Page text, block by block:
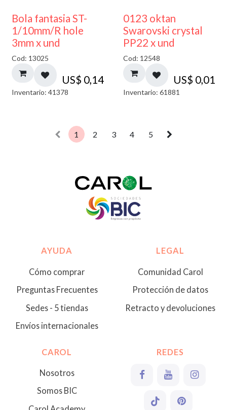
Bola fantasia ST-
1/10mm/R hole
3mm x und
Cod: 13025
US$ 0,14
Inventario: 41378
0123 oktan
Swarovski crystal
PP22 x und
Cod: 12548
US$ 0,01
Inventario: 61881
1 2 3 4 5
AYUDA
Cómo comprar
Preguntas Frecuentes
Sedes - 5 tiendas
Envíos internacionales
LEGAL
Comunidad Carol
Protección de datos
Retracto y devoluciones
CAROL
Nosotros
Somos BIC
REDES